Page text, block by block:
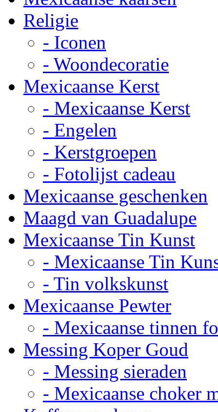
Religie
- Iconen
- Woondecoratie
Mexicaanse Kerst
- Mexicaanse Kerst
- Engelen
- Kerstgroepen
- Fotolijst cadeau
Mexicaanse geschenken
Maagd van Guadalupe
Mexicaanse Tin Kunst
- Mexicaanse Tin
- Tin volkskunst
Mexicaanse Pewter
- Mexicaanse tinnen
Messing Koper Goud
- Messing sieraden
- Mexicaanse choker